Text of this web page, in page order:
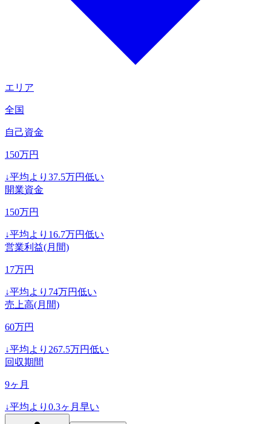
エリア
全国
自己資金
150万円
↓平均より 37.5万円低い
開業資金
150万円
↓平均より 16.7万円低い
営業利益(月間)
17万円
↓平均より 74万円低い
売上高(月間)
60万円
↓平均より 267.5万円低い
回収期間
9ヶ月
↓平均より 0.3ヶ月早い